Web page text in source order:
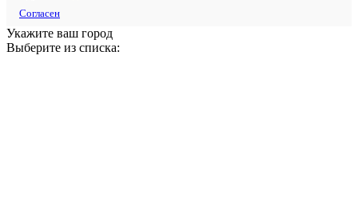
Согласен
Укажите ваш город
Выберите из списка: